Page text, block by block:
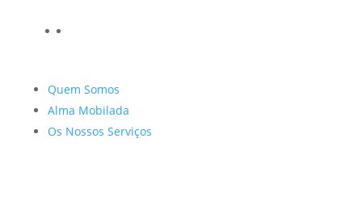
Quem Somos
Alma Mobilada
Os Nossos Serviços